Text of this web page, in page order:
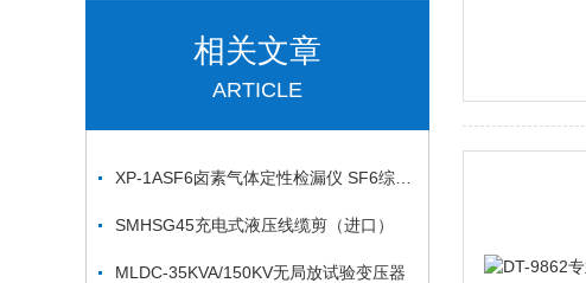
相关文章
ARTICLE
SMHSG45充电式液压线缆剪（进口）
MLDC-35KVA/150KV无局放试验变压器